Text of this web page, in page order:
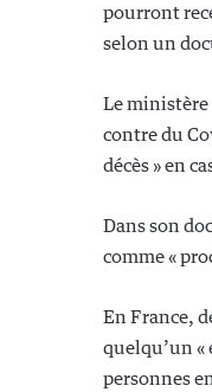
pourront
selon un
Le ministère
contre du
décès » en
Dans son
comme «
En France,
quelqu’un «
personnes